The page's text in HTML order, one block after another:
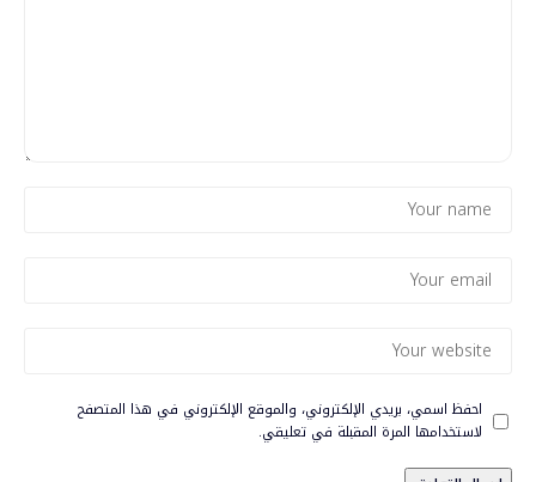
احفظ اسمي، بريدي الإلكتروني، والموقع الإلكتروني في هذا المتصفح
لاستخدامها المرة المقبلة في تعليقي.